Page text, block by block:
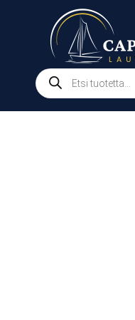
Products
search